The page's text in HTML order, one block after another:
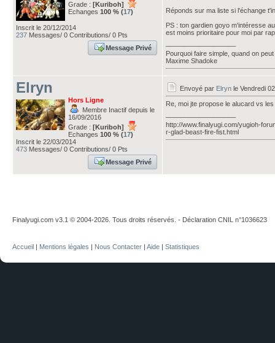
Grade : [Kuriboh]
Echanges 100 % (17)
Inscrit le 20/12/2014
237 Messages/ 0 Contributions/ 0 Pts
Message Privé
Réponds sur ma liste si l'échange
PS : ton gardien goyo m'intéresse
est moins prioritaire pour moi par
Pourquoi faire simple, quand on
Maxime Shadoke
Elryn
Hors Ligne
Membre Inactif depuis le
16/09/2016
Grade : [Kuriboh]
Echanges 100 % (17)
Inscrit le 22/03/2014
473 Messages/ 0 Contributions/ 0 Pts
Message Privé
Envoyé par Elryn le Vendredi
Re, moi jte propose le alucard vs
http://www.finalyugi.com/yugioh-
r-glad-beast-fire-fist.html
Finalyugi.com v3.1 © 2004-2026. Tous droits réservés. - Déclaration CNIL n°1036623
Accueil | Mentions légales | Nous Contacter | Aide | Statistiques